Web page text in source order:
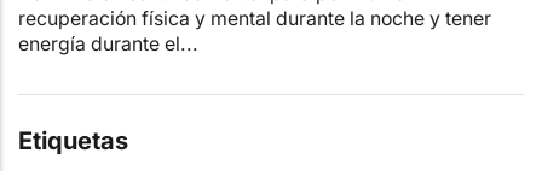
recuperación física y mental durante la noche y tener
energía durante el...
Etiquetas